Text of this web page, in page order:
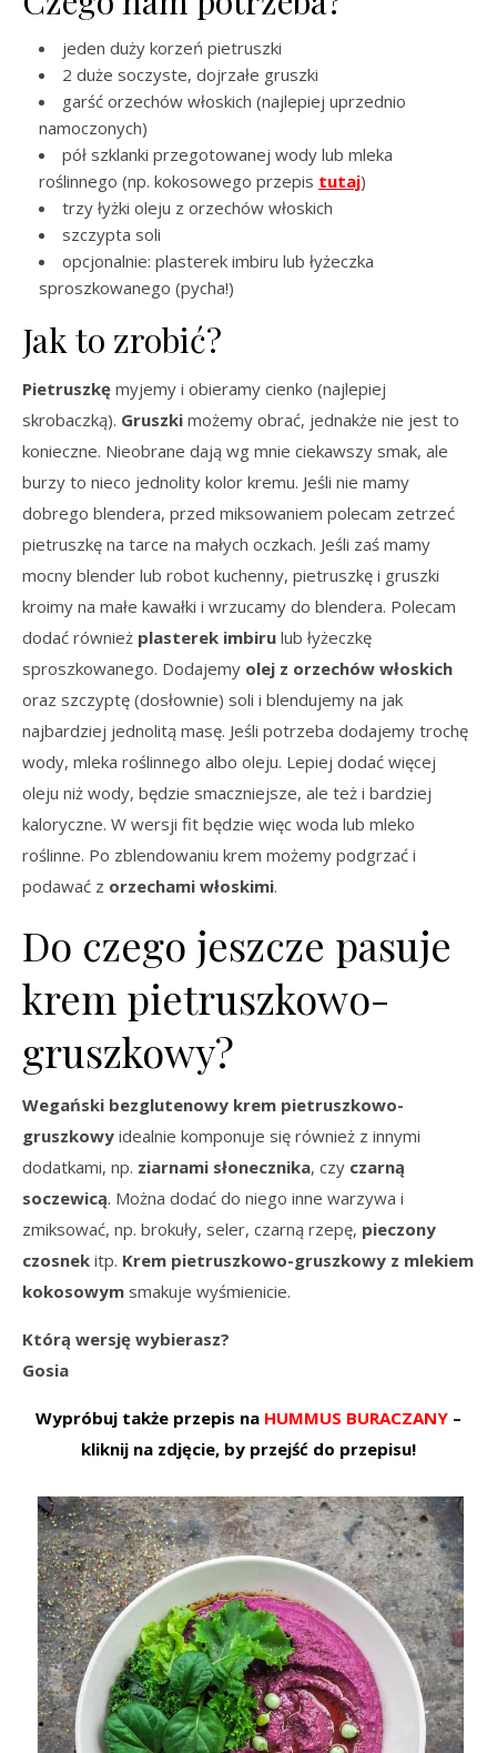
jeden duży korzeń pietruszki
2 duże soczyste, dojrzałe gruszki
garść orzechów włoskich (najlepiej uprzednio
namoczonych)
pół szklanki przegotowanej wody lub mleka
roślinnego (np. kokosowego przepis tutaj)
trzy łyżki oleju z orzechów włoskich
szczypta soli
opcjonalnie: plasterek imbiru lub łyżeczka
sproszkowanego (pycha!)
Jak to zrobić?
Pietruszkę myjemy i obieramy cienko (najlepiej
skrobaczką). Gruszki możemy obrać, jednakże nie jest to
konieczne. Nieobrane dają wg mnie ciekawszy smak, ale
burzy to nieco jednolity kolor kremu. Jeśli nie mamy
dobrego blendera, przed miksowaniem polecam zetrzeć
pietruszkę na tarce na małych oczkach. Jeśli zaś mamy
mocny blender lub robot kuchenny, pietruszkę i gruszki
kroimy na małe kawałki i wrzucamy do blendera. Polecam
dodać również plasterek imbiru lub łyżeczkę
sproszkowanego. Dodajemy olej z orzechów włoskich
oraz szczyptę (dosłownie) soli i blendujemy na jak
najbardziej jednolitą masę. Jeśli potrzeba dodajemy trochę
wody, mleka roślinnego albo oleju. Lepiej dodać więcej
oleju niż wody, będzie smaczniejsze, ale też i bardziej
kaloryczne. W wersji fit będzie więc woda lub mleko
roślinne. Po zblendowaniu krem możemy podgrzać i
podawać z orzechami włoskimi.
Do czego jeszcze pasuje
krem pietruszkowo-
gruszkowy?
Wegański bezglutenowy krem pietruszkowo-
gruszkowy idealnie komponuje się również z innymi
dodatkami, np. ziarnami słonecznika, czy czarną
soczewicą. Można dodać do niego inne warzywa i
zmiksować, np. brokuły, seler, czarną rzepę, pieczony
czosnek itp. Krem pietruszkowo-gruszkowy z mlekiem
kokosowym smakuje wyśmienicie.
Którą wersję wybierasz?
Gosia
Wypróbuj także przepis na HUMMUS BURACZANY –
kliknij na zdjęcie, by przejść do przepisu!